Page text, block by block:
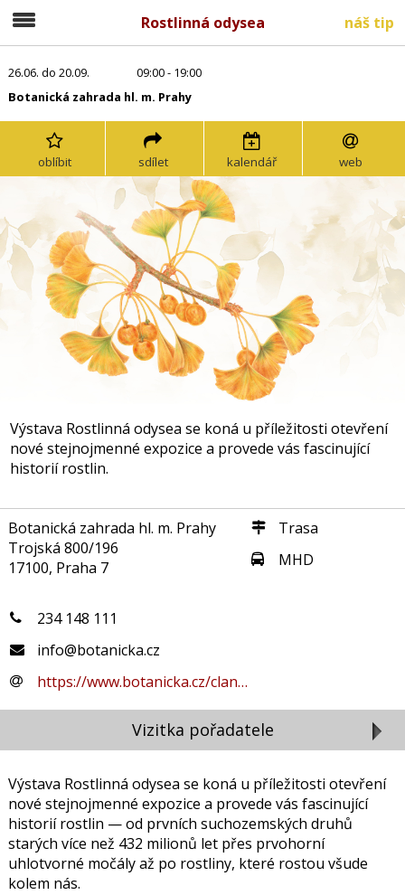
Rostlinná odysea náš tip
26.06. do 20.09.
09:00 - 19:00
Botanická zahrada hl. m. Prahy
oblíbit sdílet kalendář web
Výstava Rostlinná odysea se koná u příležitosti otevření
nové stejnojmenné expozice a provede vás fascinující
historií rostlin.
Botanická zahrada hl. m. Prahy
Trojská 800/196
17100, Praha 7
Trasa
MHD
234 148 111
info@botanicka.cz
https://www.botanicka.cz/clan…
Vizitka pořadatele
Výstava Rostlinná odysea se koná u příležitosti otevření
nové stejnojmenné expozice a provede vás fascinující
historií rostlin — od prvních suchozemských druhů
starých více než 432 milionů let přes prvohorní
uhlotvorné močály až po rostliny, které rostou všude
kolem nás.